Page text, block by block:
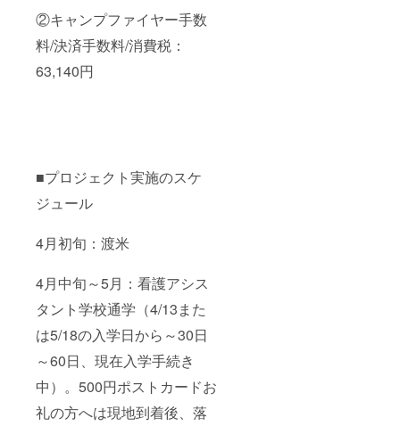
②キャンプファイヤー手数
料/決済手数料/消費税：
63,140円
■プロジェクト実施のスケ
ジュール
4月初旬：渡米
4月中旬～5月：看護アシス
タント学校通学（4/13また
は5/18の入学日から～30日
～60日、現在入学手続き
中）。500円ポストカードお
礼の方へは現地到着後、落